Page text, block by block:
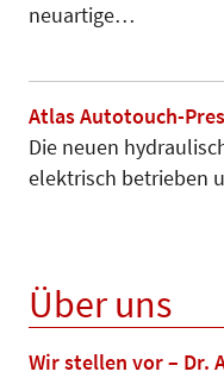
neuartige…
Atlas Autotouch-
Die neuen
elektrisch betrieben
Über uns
Wir stellen vor – Dr.